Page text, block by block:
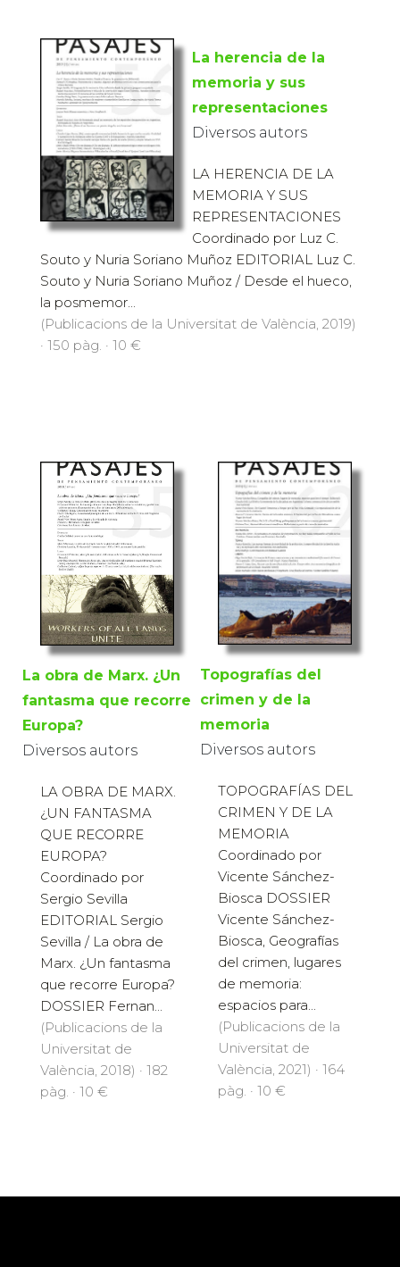
La herencia de la
memoria y sus
representaciones
Diversos autors
LA HERENCIA DE LA
MEMORIA Y SUS
REPRESENTACIONES
Coordinado por Luz C.
Souto y Nuria Soriano Muñoz EDITORIAL Luz C.
Souto y Nuria Soriano Muñoz / Desde el hueco,
la posmemor...
(Publicacions de la Universitat de València, 2019)
· 150 pàg. · 10 €
La obra de Marx. ¿Un
fantasma que recorre
Europa?
Diversos autors
LA OBRA DE MARX.
¿UN FANTASMA
QUE RECORRE
EUROPA?
Coordinado por
Sergio Sevilla
EDITORIAL Sergio
Sevilla / La obra de
Marx. ¿Un fantasma
que recorre Europa?
DOSSIER Fernan...
(Publicacions de la
Universitat de
València, 2018) · 182
pàg. · 10 €
Topografías del
crimen y de la
memoria
Diversos autors
TOPOGRAFÍAS DEL
CRIMEN Y DE LA
MEMORIA
Coordinado por
Vicente Sánchez-
Biosca DOSSIER
Vicente Sánchez-
Biosca, Geografías
del crimen, lugares
de memoria:
espacios para...
(Publicacions de la
Universitat de
València, 2021) · 164
pàg. · 10 €